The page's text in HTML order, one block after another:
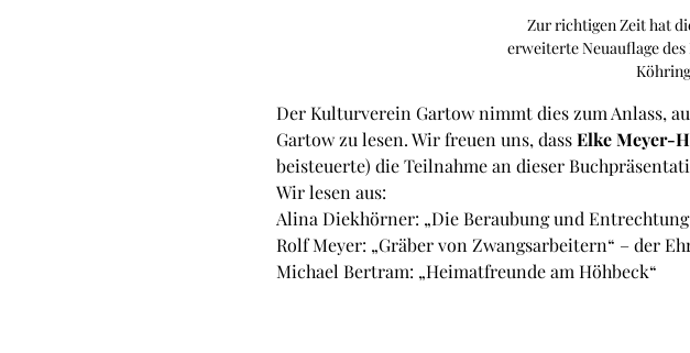
Zur richtigen Zeit hat
erweiterte Neuauflage
Der Kulturverein Gartow nimmt dies zum Anlass,
Gartow zu lesen. Wir freuen uns, dass Elke Meyer-
beisteuerte) die Teilnahme an dieser
Wir lesen aus:
Alina Diekhörner: „Die Beraubung und
Rolf Meyer: „Gräber von Zwangsarbeitern“ – der
Michael Bertram: „Heimatfreunde am Höhbeck“